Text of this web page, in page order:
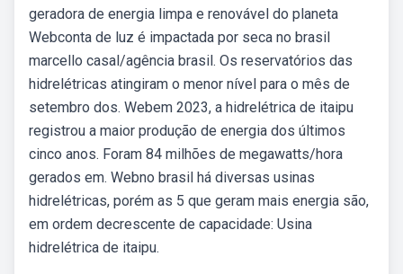
geradora de energia limpa e renovável do planeta
Webconta de luz é impactada por seca no brasil
marcello casal/agência brasil. Os reservatórios das
hidrelétricas atingiram o menor nível para o mês de
setembro dos. Webem 2023, a hidrelétrica de itaipu
registrou a maior produção de energia dos últimos
cinco anos. Foram 84 milhões de megawatts/hora
gerados em. Webno brasil há diversas usinas
hidrelétricas, porém as 5 que geram mais energia são,
em ordem decrescente de capacidade: Usina
hidrelétrica de itaipu.